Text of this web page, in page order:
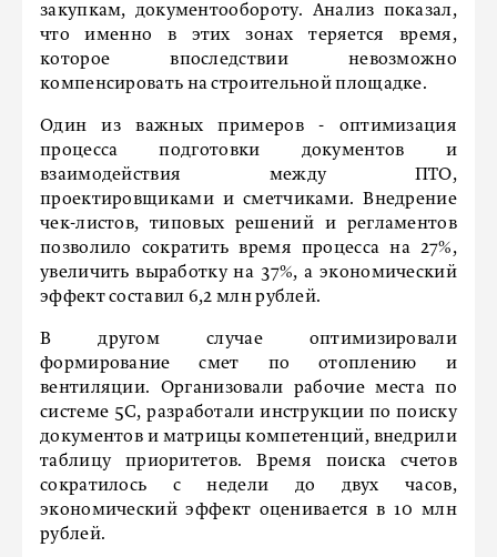
закупкам, документообороту. Анализ показал,
что именно в этих зонах теряется время,
которое впоследствии невозможно
компенсировать на строительной площадке.
Один из важных примеров - оптимизация
процесса подготовки документов и
взаимодействия между ПТО,
проектировщиками и сметчиками. Внедрение
чек-листов, типовых решений и регламентов
позволило сократить время процесса на 27%,
увеличить выработку на 37%, а экономический
эффект составил 6,2 млн рублей.
В другом случае оптимизировали
формирование смет по отоплению и
вентиляции. Организовали рабочие места по
системе 5С, разработали инструкции по поиску
документов и матрицы компетенций, внедрили
таблицу приоритетов. Время поиска счетов
сократилось с недели до двух часов,
экономический эффект оценивается в 10 млн
рублей.